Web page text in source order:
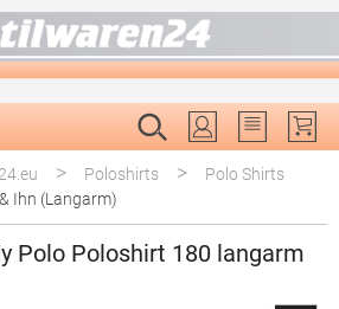
Du hast 0
> Poloshirts > Polo Shirts
Ihn (Langarm)
Polo Poloshirt 180 langarm